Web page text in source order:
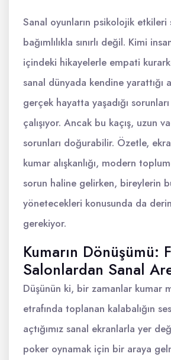
Sanal oyunların psikolojik etkileri
bağımlılıkla sınırlı değil. Kimi
içindeki hikayelerle empati
sanal dünyada kendine yarattığı
gerçek hayatta yaşadığı
çalışıyor. Ancak bu kaçış, uzun
sorunları doğurabilir. Özetle,
kumar alışkanlığı, modern
sorun haline gelirken, bireylerin
yönetecekleri konusunda da
gerekiyor.
Kumarın Dönüşümü:
Salonlardan Sanal
Düşünün ki, bir zamanlar kumar
etrafında toplanan kalabalığın
açtığımız sanal ekranlarla yer
poker oynamak için bir araya